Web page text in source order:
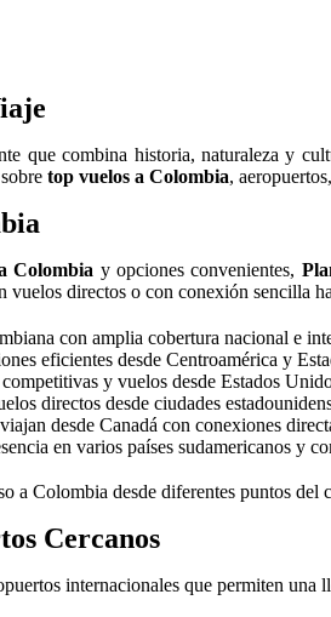
que combina historia, naturaleza y
top vuelos a Colombia,
Colombia y opciones convenientes,
vuelos directos o con conexión sencilla
con amplia cobertura nacional e
eficientes desde Centroamérica y
y vuelos desde Estados
directos desde ciudades
desde Canadá con conexiones
en varios países sudamericanos y
a Colombia desde diferentes puntos
Cercanos
internacionales que permiten una